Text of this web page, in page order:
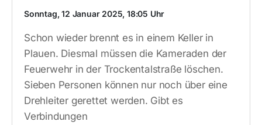
Sonntag, 12 Januar 2025, 18:05 Uhr
Schon wieder brennt es in einem Keller in
Plauen. Diesmal müssen die Kameraden der
Feuerwehr in der Trockentalstraße löschen.
Sieben Personen können nur noch über eine
Drehleiter gerettet werden. Gibt es
Verbindungen